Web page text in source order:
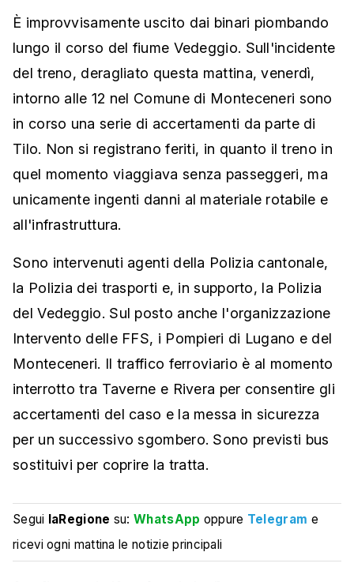
È improvvisamente uscito dai binari piombando
lungo il corso del fiume Vedeggio. Sull'incidente
del treno, deragliato questa mattina, venerdì,
intorno alle 12 nel Comune di Monteceneri sono
in corso una serie di accertamenti da parte di
Tilo. Non si registrano feriti, in quanto il treno in
quel momento viaggiava senza passeggeri, ma
unicamente ingenti danni al materiale rotabile e
all'infrastruttura.
Sono intervenuti agenti della Polizia cantonale,
la Polizia dei trasporti e, in supporto, la Polizia
del Vedeggio. Sul posto anche l'organizzazione
Intervento delle FFS, i Pompieri di Lugano e del
Monteceneri. Il traffico ferroviario è al momento
interrotto tra Taverne e Rivera per consentire gli
accertamenti del caso e la messa in sicurezza
per un successivo sgombero. Sono previsti bus
sostituivi per coprire la tratta.
Segui laRegione su:WhatsApp oppure Telegram e
ricevi ogni mattina le notizie principali